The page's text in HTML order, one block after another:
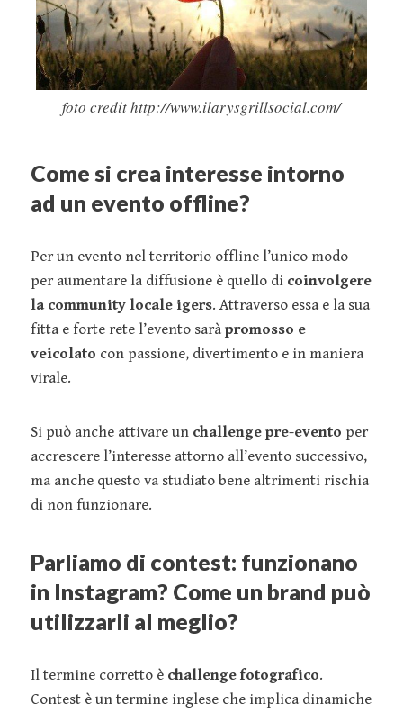
foto credit http://www.ilarysgrillsocial.com/
Come si crea interesse intorno
ad un evento offline?
Per un evento nel territorio offline l’unico modo
per aumentare la diffusione è quello di coinvolgere
la community locale igers. Attraverso essa e la sua
fitta e forte rete l’evento sarà promosso e
veicolato con passione, divertimento e in maniera
virale.
Si può anche attivare un challenge pre-evento per
accrescere l’interesse attorno all’evento successivo,
ma anche questo va studiato bene altrimenti rischia
di non funzionare.
Parliamo di contest: funzionano
in Instagram? Come un brand può
utilizzarli al meglio?
Il termine corretto è challenge fotografico.
Contest è un termine inglese che implica dinamiche